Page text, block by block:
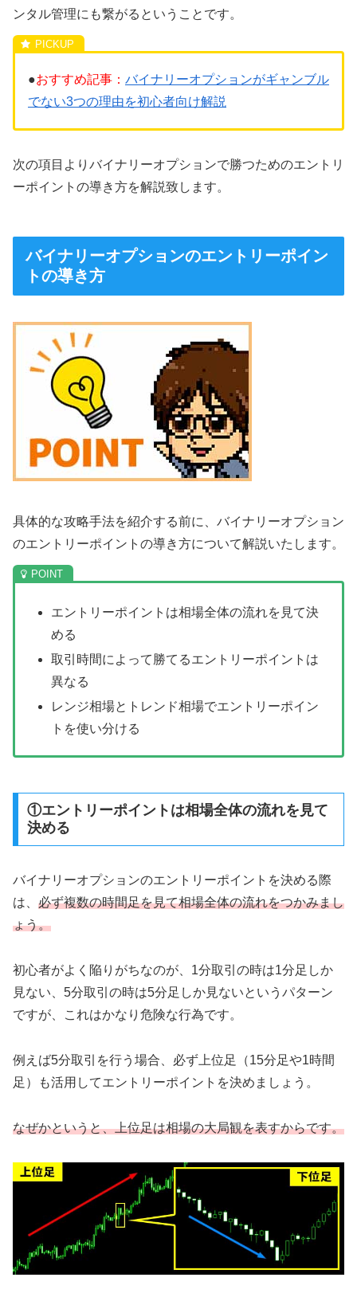
ンタル管理にも繋がるということです。
●おすすめ記事： バイナリーオプションがギャンブル
でない3つの理由を初心者向け解説
次の項目よりバイナリーオプションで勝つためのエントリ
ーポイントの導き方を解説致します。
バイナリーオプションのエントリーポイン
トの導き方
具体的な攻略手法を紹介する前に、バイナリーオプション
のエントリーポイントの導き方について解説いたします。
エントリーポイントは相場全体の流れを見て決
める
取引時間によって勝てるエントリーポイントは
異なる
レンジ相場とトレンド相場でエントリーポイン
トを使い分ける
①エントリーポイントは相場全体の流れを見て
決める
バイナリーオプションのエントリーポイントを決める際
は、 必ず複数の時間足を見て相場全体の流れをつかみまし
ょう。
初心者がよく陥りがちなのが、1分取引の時は1分足しか
見ない、5分取引の時は5分足しか見ないというパターン
ですが、これはかなり危険な行為です。
例えば5分取引を行う場合、必ず上位足（15分足や1時間
足）も活用してエントリーポイントを決めましょう。
なぜかというと、上位足は相場の大局観を表すからです。